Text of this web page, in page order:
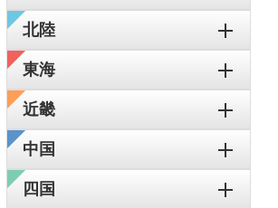
北陸
東海
近畿
中国
四国